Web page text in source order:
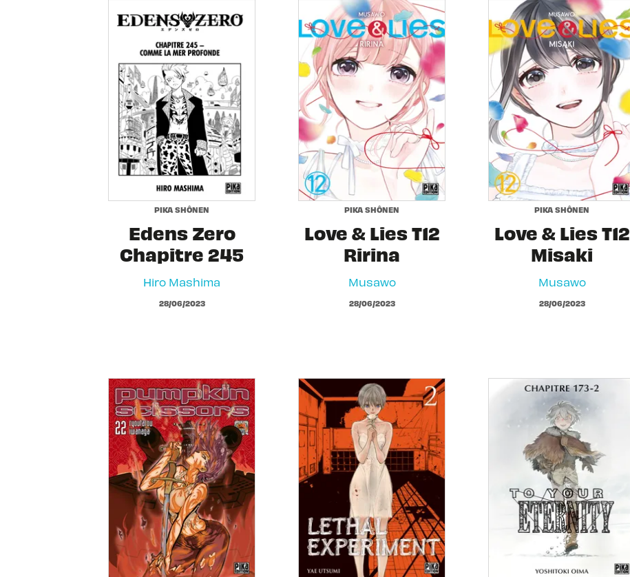
PIKA SHÔNEN
Edens Zero
Chapitre 245
Hiro Mashima
28/06/2023
PIKA SHÔNEN
Love & Lies T12
Ririna
Musawo
28/06/2023
PIKA SHÔNEN
Love & Lies T12
Misaki
Musawo
28/06/2023